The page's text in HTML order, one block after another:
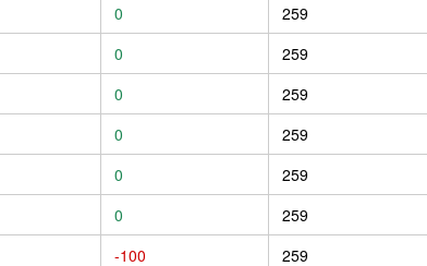
0 259
0 259
0 259
0 259
0 259
0 259
-100 259